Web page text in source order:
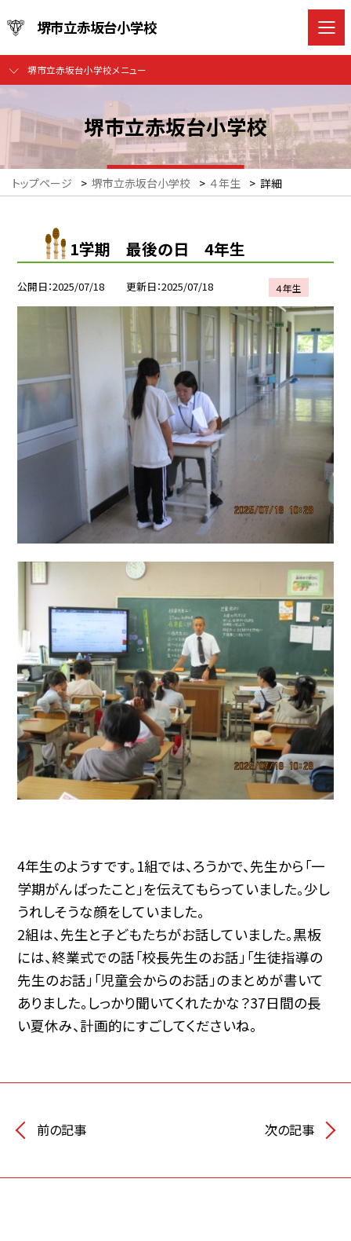
堺市立赤坂台小学校
堺市立赤坂台小学校メニュー
堺市立赤坂台小学校
トップページ > 堺市立赤坂台小学校 > ４年生 > 詳細
1学期 最後の日 4年生
公開日 2025/07/18 更新日 2025/07/18 ４年生
4年生のようすです。1組では、ろうかで、先生から「一
学期がんばったこと」を伝えてもらっていました。少し
うれしそうな顔をしていました。
2組は、先生と子どもたちがお話していました。黒板
には、終業式での話「校長先生のお話」「生徒指導の
先生のお話」「児童会からのお話」のまとめが書いて
ありました。しっかり聞いてくれたかな？37日間の長
い夏休み、計画的にすごしてくださいね。
前の記事 次の記事